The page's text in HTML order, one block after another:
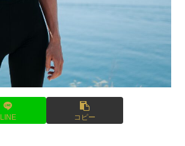
LINE コピー